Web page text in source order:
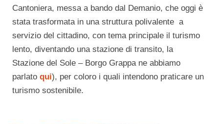
Cantoniera, messa a bando dal Demanio, che oggi è
stata trasformata in una struttura polivalente a
servizio del cittadino, con tema principale il turismo
lento, diventando una stazione di transito, la
Stazione del Sole – Borgo Grappa ne abbiamo
parlato qui), per coloro i quali intendono praticare un
turismo sostenibile.